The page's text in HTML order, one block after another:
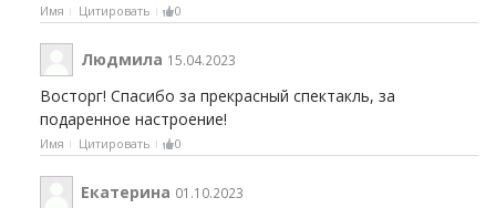
Имя Цитировать 0
Людмила 15.04.2023
Восторг! Спасибо за прекрасный спектакль, за
подаренное настроение!
Имя Цитировать 0
Екатерина 01.10.2023